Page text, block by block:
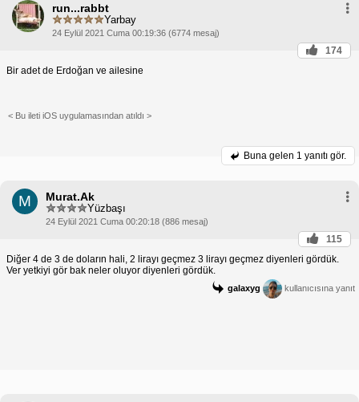
run...rabbt
Yarbay
24 Eylül 2021 Cuma 00:19:36 (6774 mesaj)
174
Bir adet de Erdoğan ve ailesine
< Bu ileti iOS uygulamasından atıldı >
Buna gelen 1 yanıtı gör.
M Murat.Ak
Yüzbaşı
24 Eylül 2021 Cuma 00:20:18 (886 mesaj)
115
Diğer 4 de 3 de doların hali, 2 lirayı geçmez 3 lirayı geçmez diyenleri gördük.
Ver yetkiyi gör bak neler oluyor diyenleri gördük.
galaxyg kullanıcısına yanıt